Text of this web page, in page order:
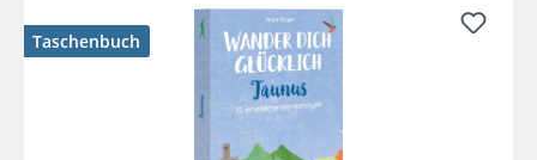
Taschenbuch